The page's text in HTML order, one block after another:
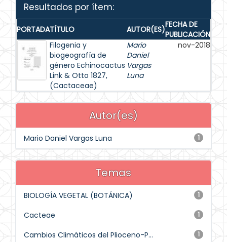
Resultados por ítem:
PORTADATÍTULO AUTOR(ES)FECHA DE
PUBLICACIÓN
Filogenia y
biogeografía de
género Echinocactus
Link & Otto 1827,
(Cactaceae)
Mario
Daniel
Vargas
Luna
nov-2018
Autor(es)
1
Mario Daniel Vargas Luna
Temas
1
BIOLOGÍA VEGETAL (BOTÁNICA)
1
Cacteae
1
Cambios Climáticos del Plioceno-P...